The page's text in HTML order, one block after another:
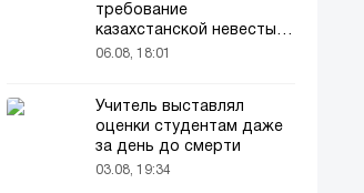
требование
казахстанской невесты в
качестве махра удивило
06.08, 18:01
Учитель выставлял
оценки студентам даже
за день до смерти
03.08, 19:34